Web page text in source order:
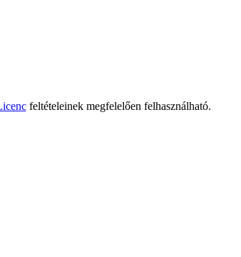
feltételeinek megfelelően felhasználható.